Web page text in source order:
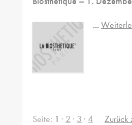
...
Seite: 1 · 2 · 3 · 4 Zurück